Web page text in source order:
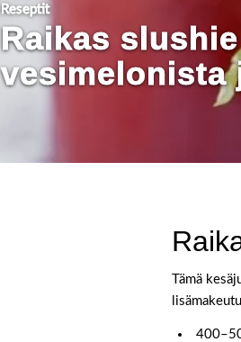
Reseptit
Raikas slushie
vesimelonista
Tämä